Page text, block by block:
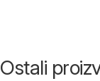
Ostali